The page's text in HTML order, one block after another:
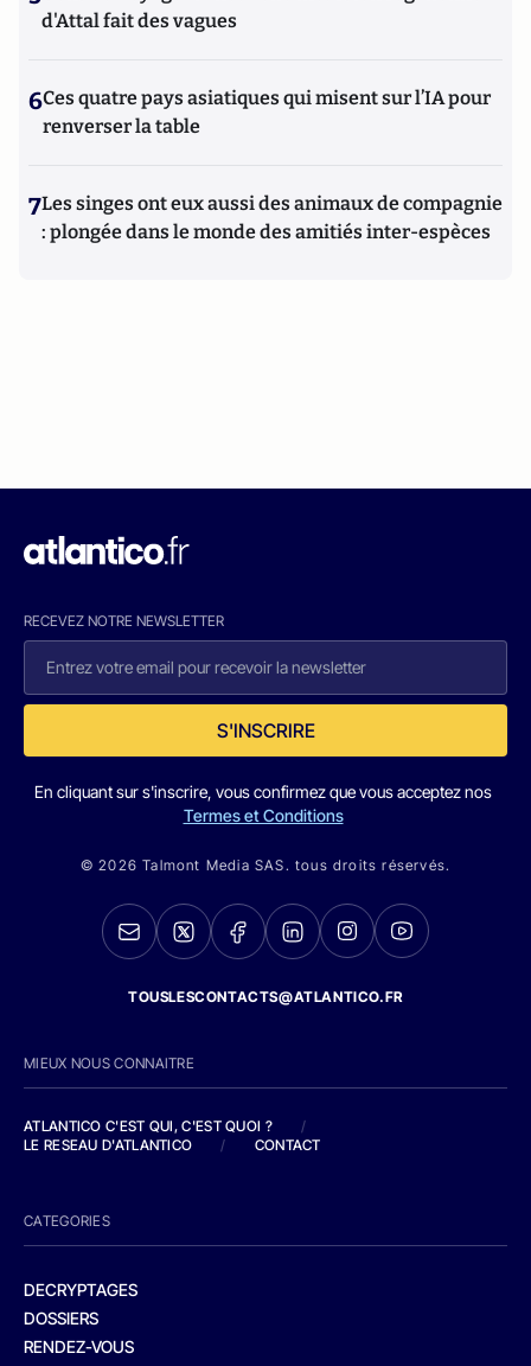
d'Attal fait des vagues
6Ces quatre pays asiatiques qui misent sur l’IA pour
renverser la table
7Les singes ont eux aussi des animaux de compagnie
: plongée dans le monde des amitiés inter-espèces
RECEVEZ NOTRE NEWSLETTER
S'INSCRIRE
En cliquant sur s'inscrire, vous confirmez que vous acceptez nos
Termes et Conditions
© 2026 Talmont Media SAS. tous droits réservés.
TOUSLESCONTACTS@ATLANTICO.FR
MIEUX NOUS CONNAITRE
ATLANTICO C'EST QUI, C'EST QUOI ?
/
LE RESEAU D'ATLANTICO
/ CONTACT
CATEGORIES
DECRYPTAGES
DOSSIERS
RENDEZ-VOUS